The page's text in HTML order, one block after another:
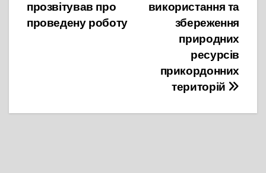
використання та
збереження
природних
ресурсів
прикордонних
територій
прозвітував про
проведену роботу